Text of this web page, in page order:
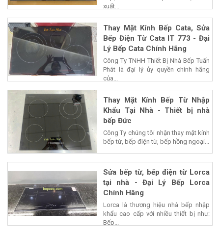
xuất...
Thay Mặt Kính Bếp Cata, Sửa
Bếp Điện Từ Cata IT 773 - Đại
Lý Bếp Cata Chính Hãng
Công Ty TNHH Thiết Bị Nhà Bếp Tuấn
Phát là đại lý ủy quyền chính hãng
của...
Thay Mặt Kính Bếp Từ Nhập
Khẩu Tại Nhà - Thiết bị nhà
bếp Đức
Công Ty chúng tôi nhận thay mặt kính
bếp từ, bếp điện từ, bếp hồng ngoại...
Sửa bếp từ, bếp điện từ Lorca
tại nhà - Đại Lý Bếp Lorca
Chính Hãng
Lorca là thương hiệu nhà bếp nhập
khẩu cao cấp với nhiều thiết bị như:
Bếp...